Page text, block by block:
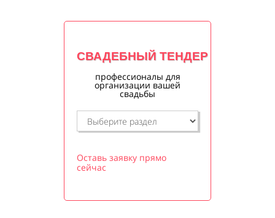
СВАДЕБНЫЙ ТЕНДЕР
профессионалы для
организации вашей
свадьбы
Оставь заявку прямо
сейчас